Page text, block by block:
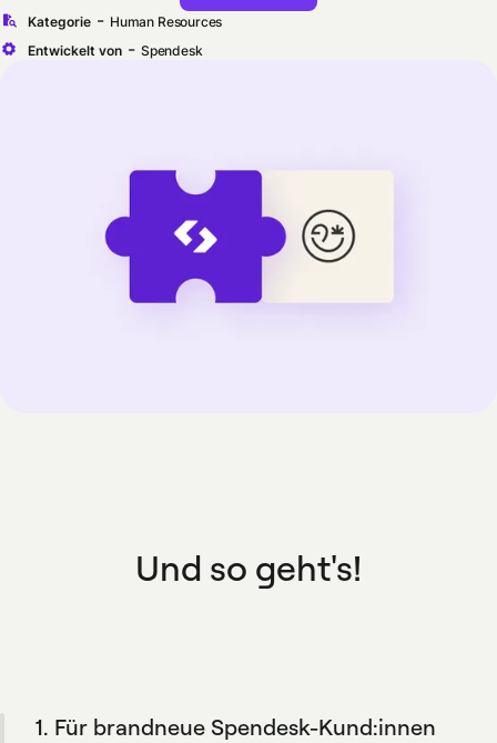
Kategorie - Human Resources
Entwickelt von - Spendesk
Und so geht's!
1. Für brandneue Spendesk-Kund:innen